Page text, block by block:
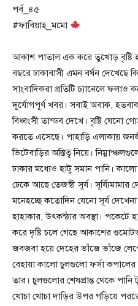
পর্ব_৪৫
#ফাবিয়াহ্_মমো
আকাশ পাতাল এক করে তুখোড় বৃষ্টি
বছরে ঢাকাবাসী এমন বর্ষন দেখেছে
সাংবাদিকরা প্রতিটি চ্যানেলে
দূর্যোগপূর্ণ খবর। সবাই অবাক, হতবাক
বিধ্বংসী তান্ডব দেখে। বৃষ্টি যেনো
করতে এসেছে। পাহাড়ি এলাকায়
ভিটেবাড়ির অস্তিত্ব নিয়ে।
ঢাকার মধ্যেও হাটু সমান পানি।
ঢেকে আছে তেজস্বী সূর্য।
মনেহচ্ছে কতোদিন যেনো সূর্য
হাহাকার, উৎকন্ঠার অবস্থা। পকেটে
করে দৃষ্টি চলে গেছে আকাশের
জবজবা হয়ে দেহের ভাঁজে ভাঁজে
বেহায়া কালো চুলগুলো ফর্সা
তার। চুলগুলোর শেষপ্রান্ত থেকে
খোচা খোচা দাড়ির উপর গড়িয়ে